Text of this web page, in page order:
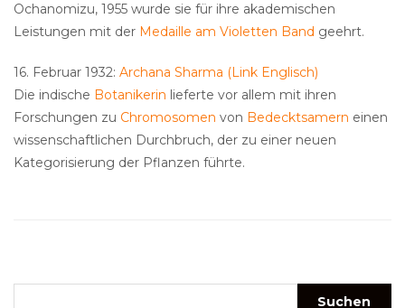
Ochanomizu, 1955 wurde sie für ihre akademischen
Leistungen mit der Medaille am Violetten Band geehrt.
16. Februar 1932: Archana Sharma (Link Englisch)
Die indische Botanikerin lieferte vor allem mit ihren
Forschungen zu Chromosomen von Bedecktsamern einen
wissenschaftlichen Durchbruch, der zu einer neuen
Kategorisierung der Pflanzen führte.